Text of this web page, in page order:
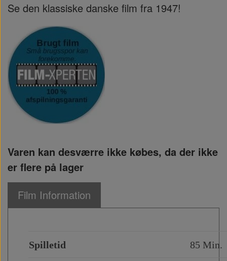
Se den klassiske danske film fra 1947!
Varen kan desværre ikke købes, da der ikke
er flere på lager
Film Information
Spilletid 85 Min.